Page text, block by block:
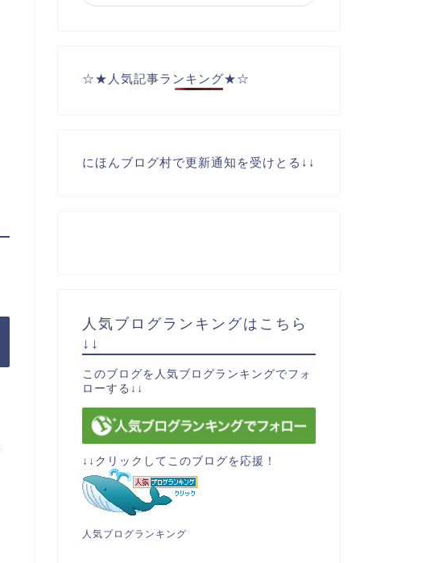
☆★人気記事ランキング★☆
にほんブログ村で更新通知を受けとる↓↓
人気ブログランキングはこちら
↓↓
このブログを人気ブログランキングでフォ
ローする↓↓
↓↓クリックしてこのブログを応援！
人気ブログランキング